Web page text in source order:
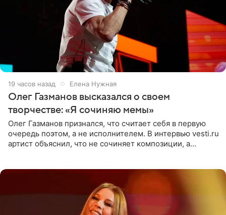
19 часов назад Елена Нужная
Олег Газманов высказался о своем
творчестве: «Я сочиняю мемы»
Олег Газманов признался, что считает себя в первую
очередь поэтом, а не исполнителем. В интервью vesti.ru
артист объяснил, что не сочиняет композиции, а